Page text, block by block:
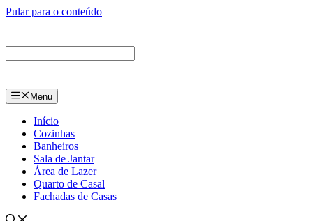
Pular para o conteúdo
Menu
Início
Cozinhas
Banheiros
Sala de Jantar
Área de Lazer
Quarto de Casal
Fachadas de Casas